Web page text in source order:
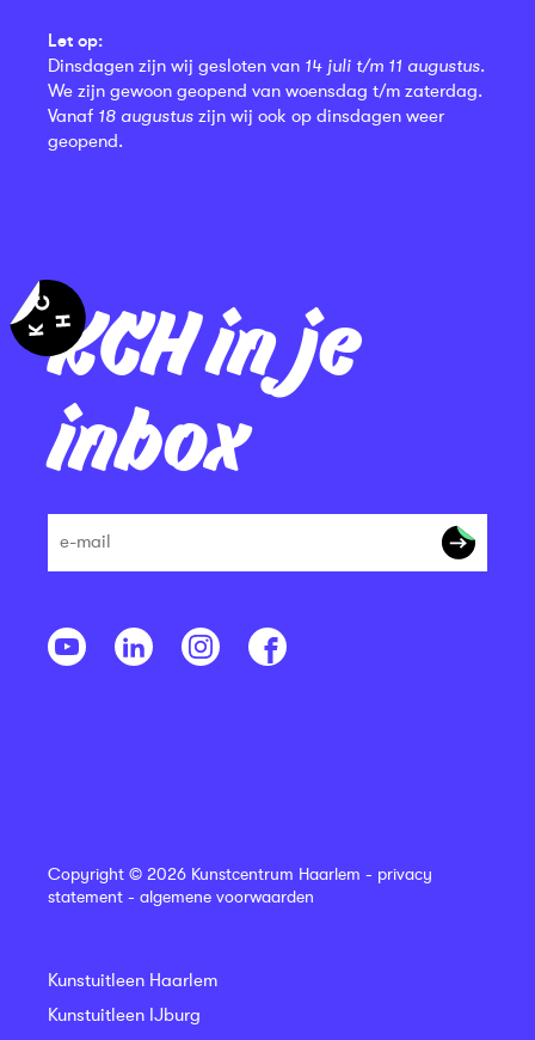
KCH in je
inbox
Let op:
Dinsdagen zijn wij gesloten van 14 juli t/m 11 augustus.
We zijn gewoon geopend van woensdag t/m zaterdag.
Vanaf 18 augustus zijn wij ook op dinsdagen weer
geopend.
Copyright © 2026 Kunstcentrum Haarlem - privacy
statement - algemene voorwaarden
Kunstuitleen Haarlem
Kunstuitleen IJburg